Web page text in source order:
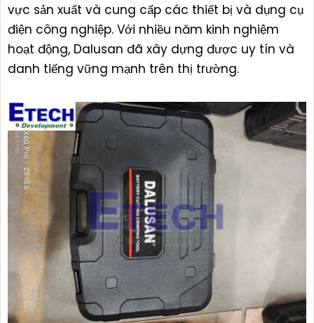
vực sản xuất và cung cấp các thiết bị và dụng cụ
điện công nghiệp. Với nhiều năm kinh nghiệm
hoạt động, Dalusan đã xây dựng được uy tín và
danh tiếng vững mạnh trên thị trường.